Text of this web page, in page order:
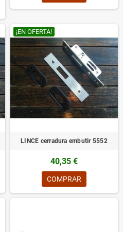
¡EN OFERTA!
LINCE cerradura embutir 5552
40,35 €
COMPRAR